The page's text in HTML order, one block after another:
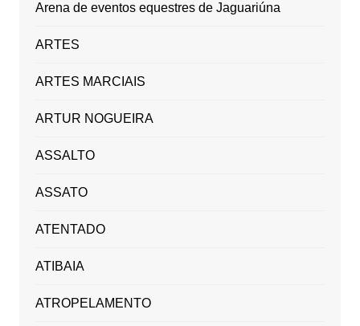
Arena de eventos equestres de Jaguariúna
ARTES
ARTES MARCIAIS
ARTUR NOGUEIRA
ASSALTO
ASSATO
ATENTADO
ATIBAIA
ATROPELAMENTO